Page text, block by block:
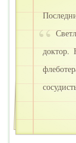
доктор.